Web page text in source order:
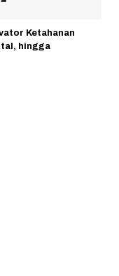
Ketahanan
hingga